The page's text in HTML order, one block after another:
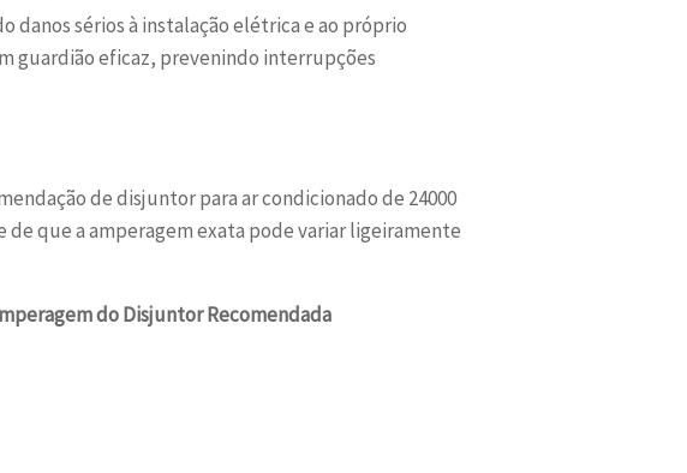
danos sérios à instalação elétrica e ao próprio
guardião eficaz, prevenindo interrupções
de disjuntor para ar condicionado de 24000
de que a amperagem exata pode variar ligeiramente
do Disjuntor Recomendada